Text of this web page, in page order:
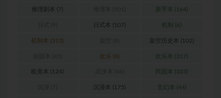
推理剧本 (7) 新手本 (164)
日式本 (107) 机制 (6)
机制本 (313) 架空历史本 (102)
欢乐 (8) 欢乐本 (317)
欧美本 (124) 民国本 (103)
沉浸本 (175) 玄幻本 (44)